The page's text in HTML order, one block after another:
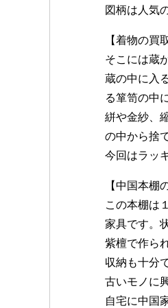
図柄は人気
【着物の
そこには蔵
蔵の中に入
る箪笥の中
絣や金紗、
の中から捨
今回はラッ
【中国本
この本棚は
家具です。
紫檀で作ら
収納も十分
古いモノに
自宅に中国